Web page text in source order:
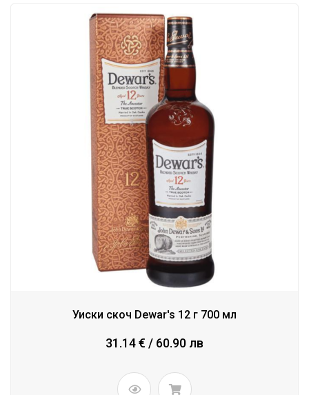
Уиски скоч Dewar's 12 г 700 мл
31.14 € / 60.90 лв